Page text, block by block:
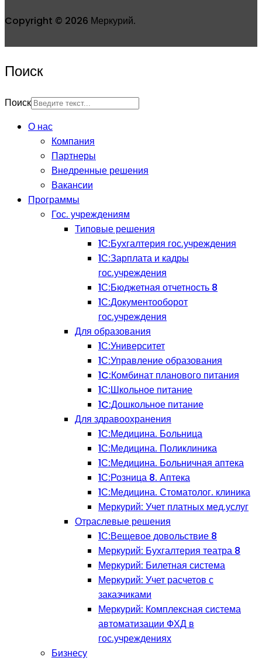
Copyright © 2026 Меркурий.
Поиск
Поиск
О нас
Компания
Партнеры
Внедренные решения
Вакансии
Программы
Гос. учреждениям
Типовые решения
1С:Бухгалтерия гос.учреждения
1С:Зарплата и кадры
гос.учреждения
1С:Бюджетная отчетность 8
1С:Документооборот
гос.учреждения
Для образования
1С:Университет
1С:Управление образования
1C:Комбинат планового питания
1С:Школьное питание
1C:Дошкольное питание
Для здравоохранения
1С:Медицина. Больница
1С:Медицина. Поликлиника
1С:Медицина. Больничная аптека
1С:Розница 8. Аптека
1С:Медицина. Стоматолог. клиника
Меркурий: Учет платных мед.услуг
Отраслевые решения
1С:Вещевое довольствие 8
Меркурий: Бухгалтерия театра 8
Меркурий: Билетная система
Меркурий: Учет расчетов с
заказчиками
Меркурий: Комплексная система
автоматизации ФХД в
гос.учреждениях
Бизнесу